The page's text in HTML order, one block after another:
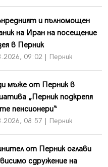
и пълномощен
на Иран на посещение
в Перник
09:02 | Перник
мъже от Перник в
„Перник подкрепя
пенсионери“
08:57 | Перник
от Перник оглави
сдружение на